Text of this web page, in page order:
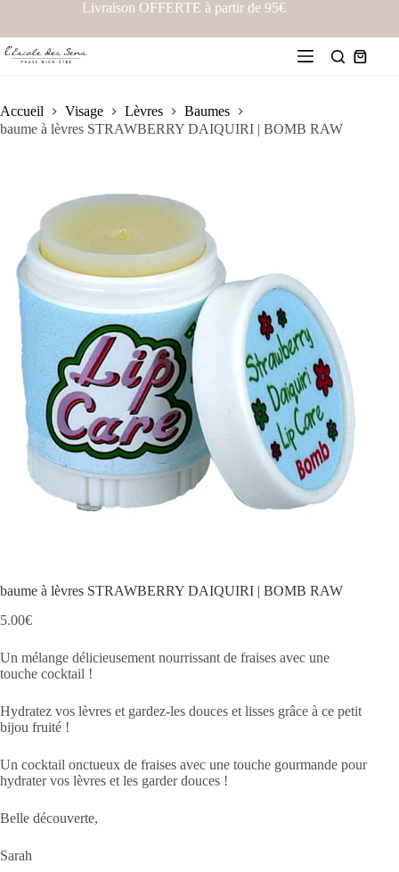
Livraison OFFERTE à partir de 95€
Accueil Visage Lèvres
Baumes
baume à lèvres STRAWBERRY DAIQUIRI | BOMB RAW
baume à lèvres STRAWBERRY DAIQUIRI | BOMB RAW
5.00€
Un mélange délicieusement nourrissant de fraises avec une
touche cocktail !
Hydratez vos lèvres et gardez-les douces et lisses grâce à ce petit
bijou fruité !
Un cocktail onctueux de fraises avec une touche gourmande pour
hydrater vos lèvres et les garder douces !
Belle découverte,
Sarah